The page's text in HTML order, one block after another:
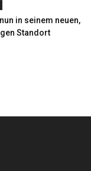
in seinem neuen,
Standort